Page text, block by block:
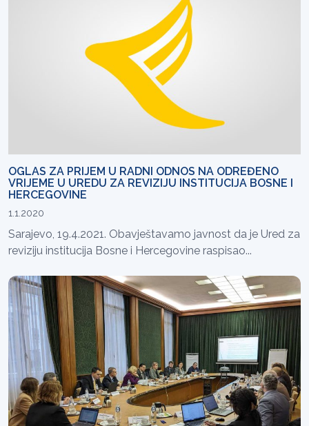
OGLAS ZA PRIJEM U RADNI ODNOS NA ODREĐENO
VRIJEME U UREDU ZA REVIZIJU INSTITUCIJA BOSNE I
HERCEGOVINE
1.1.2020
Sarajevo, 19.4.2021. Obavještavamo javnost da je Ured za
reviziju institucija Bosne i Hercegovine raspisao...